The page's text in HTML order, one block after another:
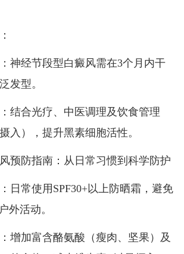
：
神经节段型白癜风需在3个月内干
发型。
：结合光疗、中医调理及饮食管理
入），提升黑素细胞活性。
防指南：从日常习惯到科学防护
日常使用SPF30+以上防晒霜，避免
外活动。
增加富含酪氨酸（瘦肉、坚果）及